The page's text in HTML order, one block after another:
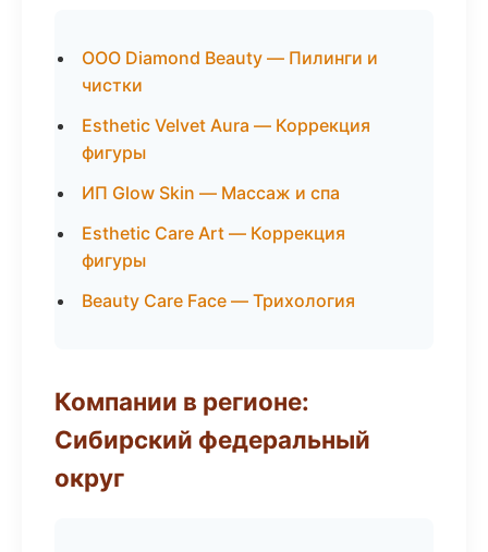
ООО Diamond Beauty — Пилинги и
чистки
Esthetic Velvet Aura — Коррекция
фигуры
ИП Glow Skin — Массаж и спа
Esthetic Care Art — Коррекция
фигуры
Beauty Care Face — Трихология
Компании в регионе:
Сибирский федеральный
округ